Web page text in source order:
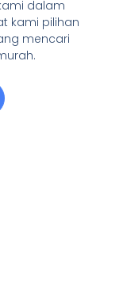
dalam
kami pilihan
mencari